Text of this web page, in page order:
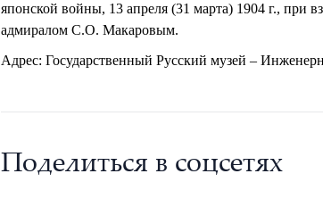
японской войны, 13 апреля (31 марта) 1904 г., при
адмиралом С.О. Макаровым.
Адрес: Государственный Русский музей –
Поделиться в соцсетях